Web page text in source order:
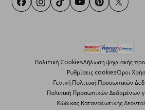
FacebookInstagram
TikTokYoutubePinterestTwitter
Πολιτική CookiesΔήλωση ψηφιακής
Ρυθμίσεις cookiesΌροι
Γενική Πολιτική Προσωπικών
Πολιτική Προσωπικών Δεδομένων
Κώδικας Καταναλωτικής